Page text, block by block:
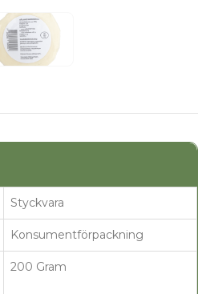
Styckvara
Konsumentförpackning
200 Gram